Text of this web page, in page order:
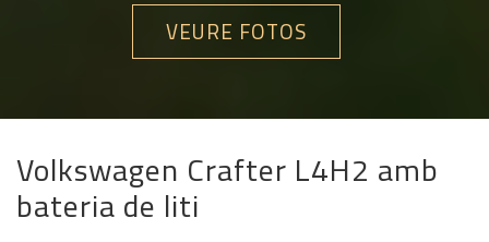
VEURE FOTOS
Volkswagen Crafter L4H2 amb
bateria de liti